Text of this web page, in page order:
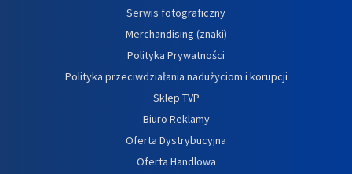
Serwis fotograficzny
Merchandising (znaki)
Polityka Prywatności
Polityka przeciwdziałania nadużyciom i korupcji
Sklep TVP
Biuro Reklamy
Oferta Dystrybucyjna
Oferta Handlowa